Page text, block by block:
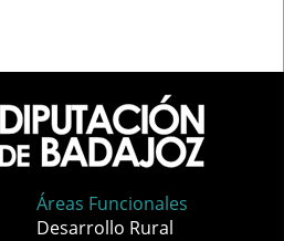
Áreas Funcionales
Desarrollo Rural